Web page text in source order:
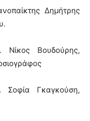
Δημήτρης
Νίκος Βουδούρης,
Σοφία Γκαγκούση,